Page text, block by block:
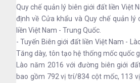
Quy chế quản lý biên giới đất liền Việt
định về Cửa khẩu và Quy chế quản
liền Việt Nam - Trung Quốc.
- Tuyến Biên giới đất liền Việt Nam -
Tăng dày, tôn tạo hệ thống mốc quốc
Lào năm 2016 với đường biên giới
bao gồm 792 vị trí/834 cột mốc, 113